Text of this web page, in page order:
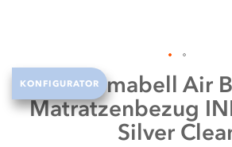
Anfang
der
KONFIGURATORDormabell Air
Matratzenbezug
Silver